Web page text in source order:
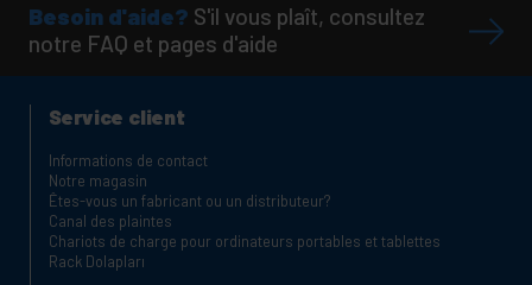
Besoin d'aide? S'il vous plaît, consultez
notre FAQ et pages d'aide
Service client
Informations de contact
Notre magasin
Êtes-vous un fabricant ou un distributeur?
Canal des plaintes
Chariots de charge pour ordinateurs portables et tablettes
Rack Dolapları